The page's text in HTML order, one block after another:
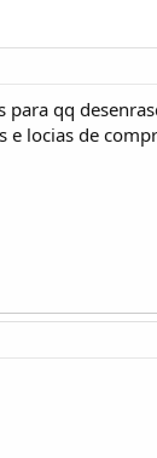
qq
e locias de